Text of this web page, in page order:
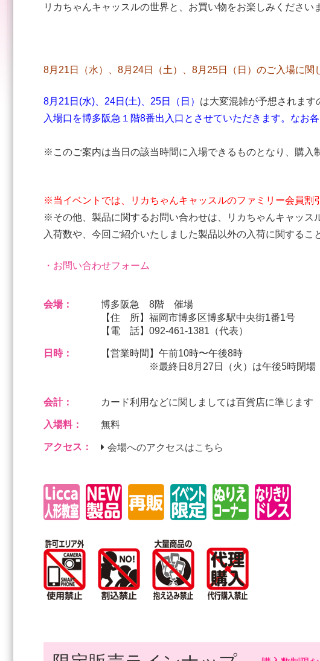
リカちゃんキャッスルの世界と、お買い物をお楽しみください
8月21日（水）、8月24日（土）、8月25日（日）のご入場に
8月21日(水)、24日(土)、25日（日） は大変混雑が予想されます
入場口を博多阪急１階8番出入口とさせていただきます。なお
※このご案内は当日の該当時間に入場できるものとなり、購入
※当イベントでは、リカちゃんキャッスルのファミリー会員割
※その他、製品に関するお問い合わせは、リカちゃんキャッ
入荷数や、今回ご紹介いたしました製品以外の入荷に関するこ
・お問い合わせフォーム
会場：
博多阪急 8階 催場
【住 所】福岡市博多区博多駅中央街1番1号
【電 話】092-461-1381（代表）
日時：
【営業時間】午前10時〜午後8時
※最終日8月27日（火）は午後5時閉場
会計： カード利用などに関しましては百貨店に準じます
入場料： 無料
アクセス： 会場へのアクセスはこちら